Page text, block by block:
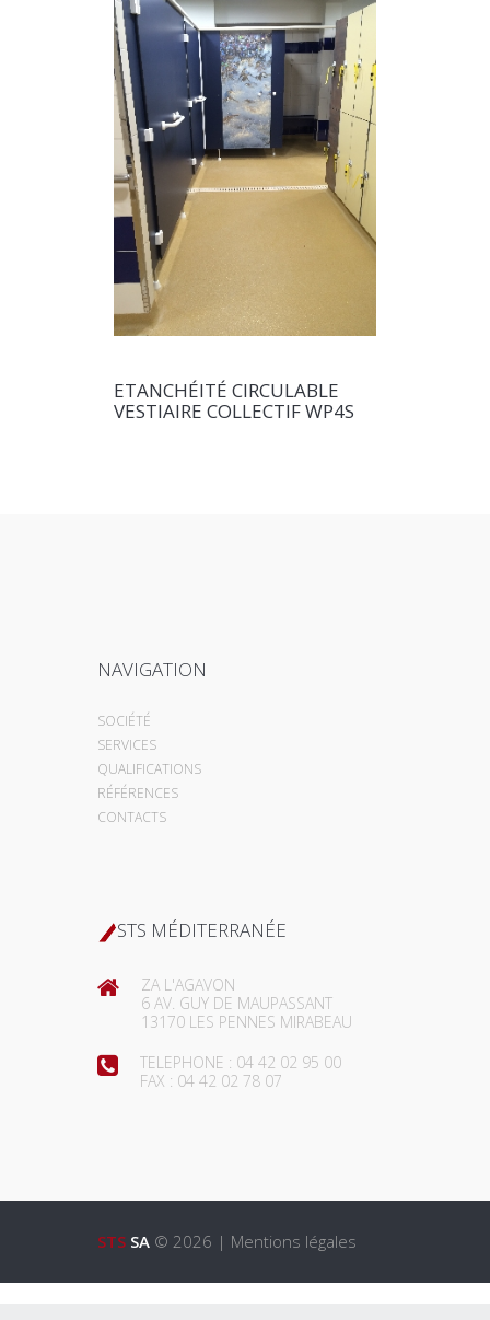
ETANCHÉITÉ CIRCULABLE
VESTIAIRE COLLECTIF WP4S
NAVIGATION
SOCIÉTÉ
SERVICES
QUALIFICATIONS
RÉFÉRENCES
CONTACTS
STS MÉDITERRANÉE
ZA L'AGAVON
6 AV. GUY DE MAUPASSANT
13170 LES PENNES MIRABEAU
TELEPHONE : 04 42 02 95 00
FAX : 04 42 02 78 07
STS SA © 2026 | Mentions légales